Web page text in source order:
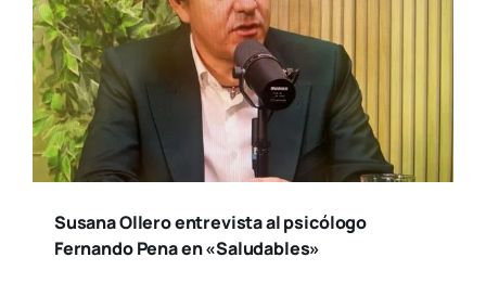
Susana Ollero entrevista al psicólogo
Fernando Pena en «Saludables»